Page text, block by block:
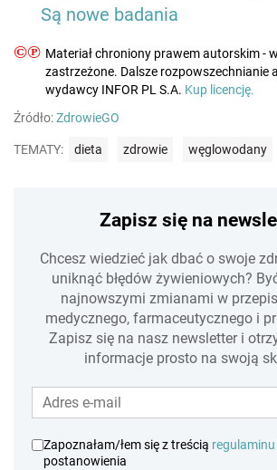
Są nowe badania
©℗ Materiał chroniony prawem autorskim -
zastrzeżone. Dalsze rozpowszechnianie
wydawcy INFOR PL S.A. Kup licencję.
Źródło:ZdrowieGO
TEMATY: dieta zdrowie węglowodany
Zapisz się na
Chcesz wiedzieć jak dbać o swoje
uniknąć błędów żywieniowych?
najnowszymi zmianami w
medycznego, farmaceutycznego i
Zapisz się na nasz newsletter i
informacje prosto na swoją
Zapoznałam/łem się z treścią regulaminu
postanowienia